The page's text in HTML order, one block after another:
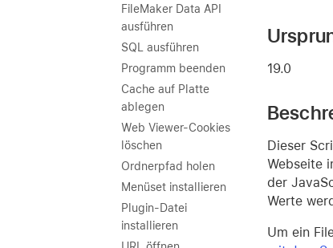
FileMaker Data API
ausführen
SQL ausführen
Programm beenden
Cache auf Platte
ablegen
Web Viewer-Cookies
löschen
Ordnerpfad holen
Menüset installieren
Plugin-Datei
installieren
19.0
Dieser
Webseite
der
Werte
Um ein